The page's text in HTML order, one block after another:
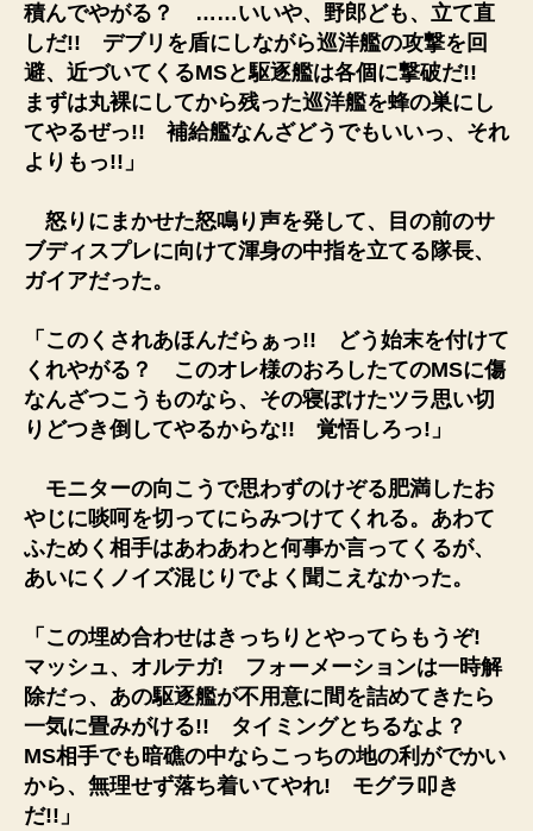
積んでやがる？ ……いいや、野郎ども、立て直
しだ!! デブリを盾にしながら巡洋艦の攻撃を回
避、近づいてくるMSと駆逐艦は各個に撃破だ!!
まずは丸裸にしてから残った巡洋艦を蜂の巣にし
てやるぜっ!! 補給艦なんざどうでもいいっ、それ
よりもっ!!」
怒りにまかせた怒鳴り声を発して、目の前のサ
ブディスプレに向けて渾身の中指を立てる隊長、
ガイアだった。
「このくされあほんだらぁっ!! どう始末を付けて
くれやがる？ このオレ様のおろしたてのMSに傷
なんざつこうものなら、その寝ぼけたツラ思い切
りどつき倒してやるからな!! 覚悟しろっ!」
モニターの向こうで思わずのけぞる肥満したお
やじに啖呵を切ってにらみつけてくれる。あわて
ふためく相手はあわあわと何事か言ってくるが、
あいにくノイズ混じりでよく聞こえなかった。
「この埋め合わせはきっちりとやってらもうぞ!
マッシュ、オルテガ! フォーメーションは一時解
除だっ、あの駆逐艦が不用意に間を詰めてきたら
一気に畳みがける!! タイミングとちるなよ？
MS相手でも暗礁の中ならこっちの地の利がでかい
から、無理せず落ち着いてやれ! モグラ叩き
だ!!」